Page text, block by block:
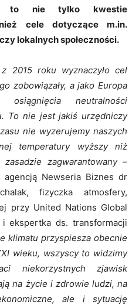
to nie tylko kwestie
cele dotyczące m.in.
lokalnych społeczności.
2015 roku wyznaczyło cel
zobowiązały, a jako Europa
neutralności
To nie jest jakiś urzędniczy
nie wyzerujemy naszych
temperatury wyższy niż
zagwarantowany –
Newseria Biznes dr
fizyczka atmosfery,
przy United Nations Global
ekspertka ds. transformacji
klimatu przyspiesza obecnie
wieku, wszyscy to widzimy
niekorzystnych zjawisk
na życie i zdrowie ludzi, na
ale i sytuację